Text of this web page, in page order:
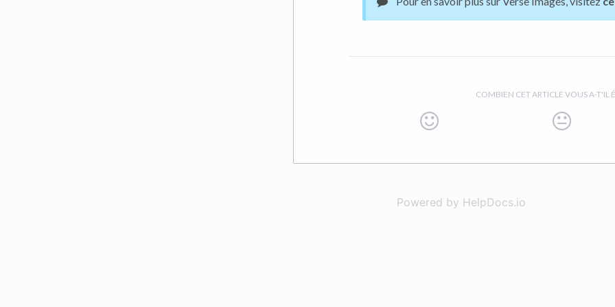
COMBIEN CET ARTICLE VOUS A-T'IL
Powered by HelpDocs.io